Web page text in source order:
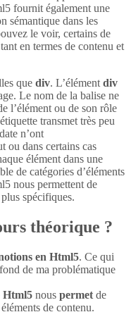
fournit également une
sémantique dans les
le voir, certains de
en termes de contenu et
que div. L’élément div
Le nom de la balise ne
l’élément ou de son rôle
transmet très peu
n’ont
ou dans certains cas
élément dans une
de catégories d’éléments
nous permettent de
spécifiques.
théorique ?
en Html5. Ce qui
de ma problématique
Html5 nous permet de
de contenu.